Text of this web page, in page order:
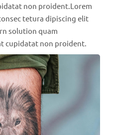
non proident.Lorem
tetura dipiscing elit
solution quam
cupidatat non proident.